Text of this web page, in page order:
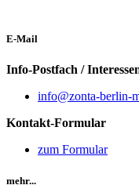
E-Mail
Info-Postfach /
info@zonta-berlin-
Kontakt-Formular
zum Formular
mehr...